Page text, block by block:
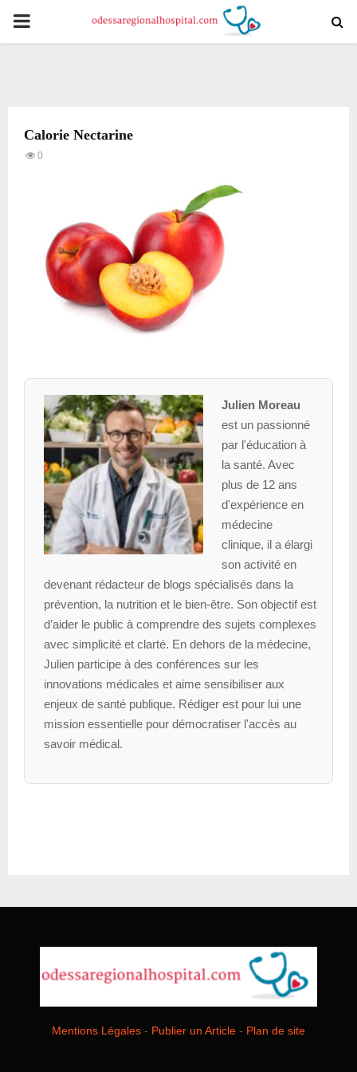
PRIMARY
Calorie Nectarine
0
Julien Moreau
est un passionné
par l'éducation à
la santé. Avec
plus de 12 ans
d'expérience en
médecine
clinique, il a élargi
son activité en
devenant rédacteur de blogs spécialisés dans la
prévention, la nutrition et le bien-être. Son objectif est
d’aider le public à comprendre des sujets complexes
avec simplicité et clarté. En dehors de la médecine,
Julien participe à des conférences sur les
innovations médicales et aime sensibiliser aux
enjeux de santé publique. Rédiger est pour lui une
mission essentielle pour démocratiser l'accès au
savoir médical.
Mentions Légales - Publier un Article - Plan de site